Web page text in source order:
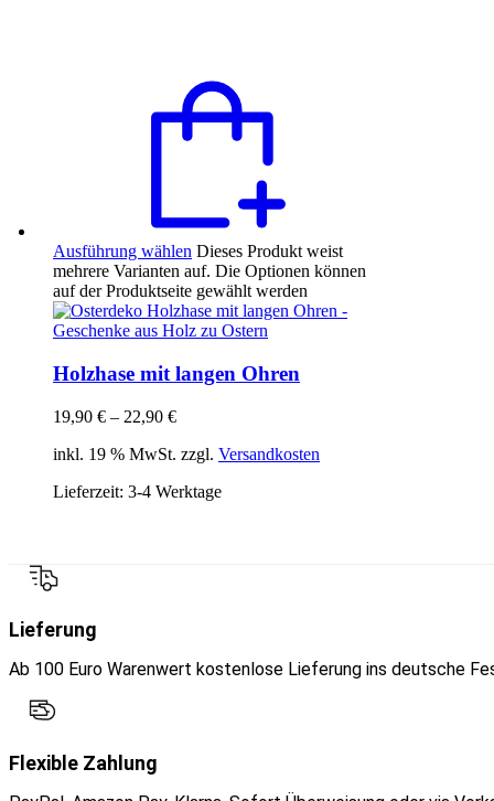
Ausführung wählen Dieses Produkt weist
mehrere Varianten auf. Die Optionen können
auf der Produktseite gewählt werden
Holzhase mit langen Ohren
19,90 € – 22,90 €
inkl. 19 % MwSt. zzgl. Versandkosten
Lieferzeit: 3-4 Werktage
Lieferung
Ab 100 Euro Warenwert kostenlose Lieferung ins deutsche
Flexible Zahlung